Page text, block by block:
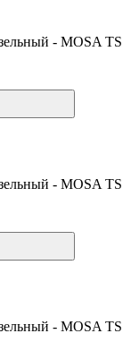
- MOSA TS
- MOSA TS
- MOSA TS